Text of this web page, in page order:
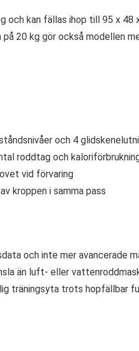
och kan fällas ihop till 95 x
20 kg gör också modellen
och 4
roddtag och
vid förvaring
kroppen i samma pass
och inte mer avancerade
än luft- eller
träningsyta trots hopfällbar